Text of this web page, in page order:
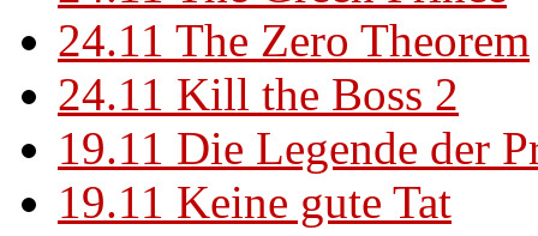
24.11 The Zero Theorem
24.11 Kill the Boss 2
19.11 Die Legende der
19.11 Keine gute Tat